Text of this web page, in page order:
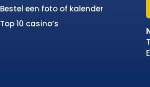
Bestel een foto of kalender
Top 10 casino’s